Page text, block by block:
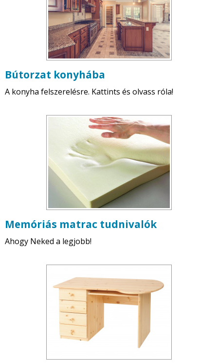
Bútorzat konyhába
A konyha felszerelésre. Kattints és olvass róla!
Memóriás matrac tudnivalók
Ahogy Neked a legjobb!